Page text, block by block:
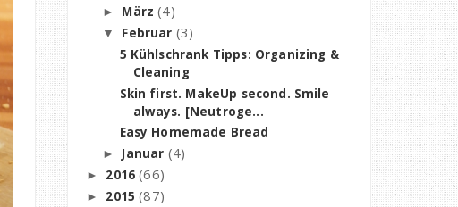
► März(4)
▼ Februar (3)
5 Kühlschrank Tipps: Organizing &
Cleaning
Skin first. MakeUp second. Smile
always. [Neutroge...
Easy Homemade Bread
► Januar (4)
► 2016(66)
► 2015(87)